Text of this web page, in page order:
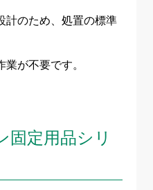
計のため、処置の標準
が不要です。
固定用品シリ